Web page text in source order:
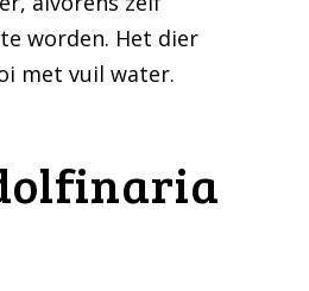
worden. Het dier
met vuil water.